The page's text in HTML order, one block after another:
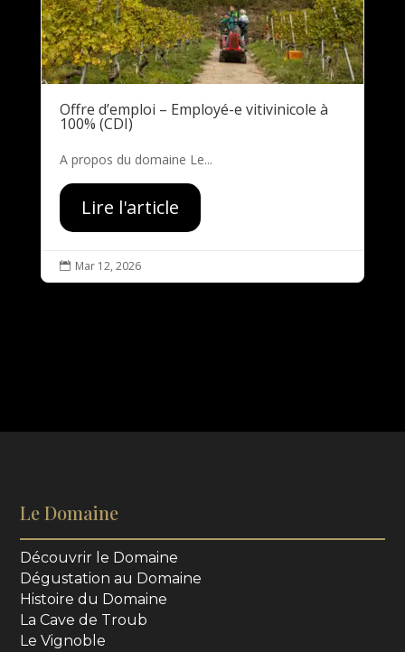
Offre d’emploi – Employé-e vitivinicole à
100% (CDI)
A propos du domaine Le...
Lire l'article
 Mar 12, 2026
Le Domaine
Découvrir le Domaine
Dégustation au Domaine
Histoire du Domaine
La Cave de Troub
Le Vignoble